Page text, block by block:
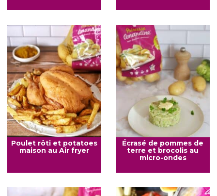
Poulet rôti et potatoes
maison au Air fryer
Écrasé de pommes de
terre et brocolis au
micro-ondes